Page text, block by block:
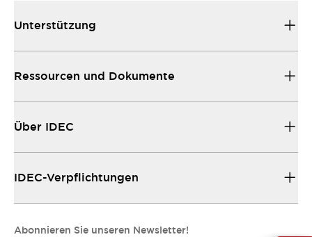
Unterstützung
Ressourcen und Dokumente
Über IDEC
IDEC-Verpflichtungen
Abonnieren Sie unseren Newsletter!